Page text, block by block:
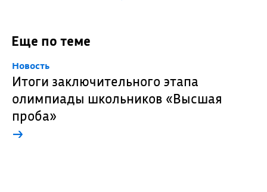
Еще по теме
Новость
Итоги заключительного этапа
олимпиады школьников «Высшая
проба»
→